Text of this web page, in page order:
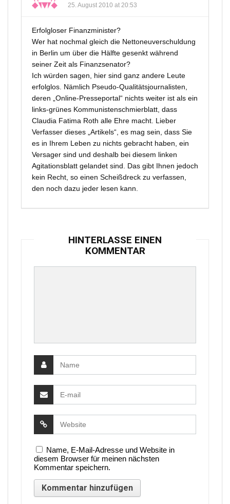
25. August 2010 at 20:53
Erfolgloser Finanzminister?
Wer hat nochmal gleich die Nettoneuverschuldung
in Berlin um über die Hälfte gesenkt während
seiner Zeit als Finanzsenator?
Ich würden sagen, hier sind ganz andere Leute
erfolglos. Nämlich Pseudo-Qualitätsjournalisten,
deren „Online-Presseportal“ nichts weiter ist als ein
links-grünes Kommunistenschmierblatt, dass
Claudia Fatima Roth alle Ehre macht. Lieber
Verfasser dieses „Artikels“, es mag sein, dass Sie
es in Ihrem Leben zu nichts gebracht haben, ein
Versager sind und deshalb bei diesem linken
Agitationsblatt gelandet sind. Das gibt Ihnen jedoch
kein Recht, so einen Scheißdreck zu verfassen,
den noch dazu jeder lesen kann.
HINTERLASSE EINEN
KOMMENTAR
Name, E-Mail-Adresse und Website in
diesem Browser für meinen nächsten
Kommentar speichern.